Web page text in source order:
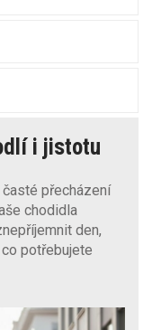
i jistotu
přecházení
chodidla
den,
potřebujete